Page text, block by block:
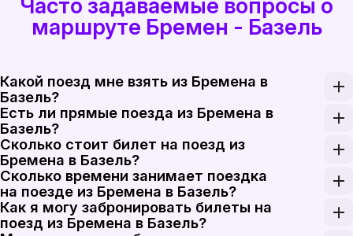
маршруте Бремен - Базель
Какой поезд мне взять из Бремена в
Базель?
При поездке из Бремена в Базель
Есть ли прямые поезда из Бремена в
Базель?
Прямых поездов из Бремена в Базель нет;
Сколько стоит билет на поезд из
Бремена в Базель?
Билеты на поезд из Бремена в Базель обычно
Сколько времени занимает поездка
на поезде из Бремена в Базель?
Поездка из Бремена в Базель обычно занимает
Как я могу забронировать билеты на
поезд из Бремена в Базель?